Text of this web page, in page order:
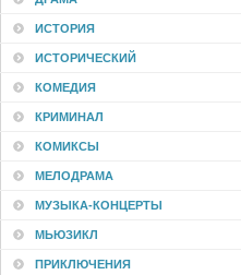
ИСТОРИЯ
ИСТОРИЧЕСКИЙ
КОМЕДИЯ
КРИМИНАЛ
КОМИКСЫ
МЕЛОДРАМА
МУЗЫКА-КОНЦЕРТЫ
МЬЮЗИКЛ
ПРИКЛЮЧЕНИЯ